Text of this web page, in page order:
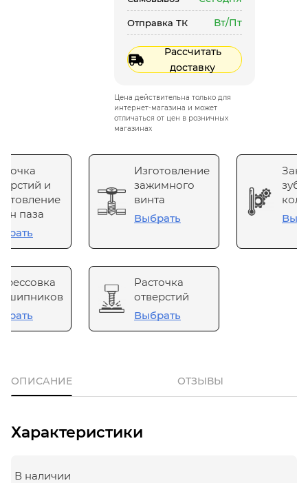
Отправка ТК Вт/Пт
Рассчитать
доставку
Цена действительна только для
интернет-магазина и может
отличаться от цен в розничных
магазинах
и
паза
Изготовление
зажимного
винта
Выбрать
Расточка
отверстий
Выбрать
ОПИСАНИЕ ОТЗЫВЫ
Характеристики
В наличии